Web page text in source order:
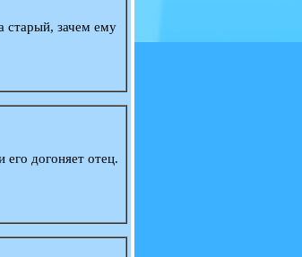
старый, зачем ему
догоняет отец.